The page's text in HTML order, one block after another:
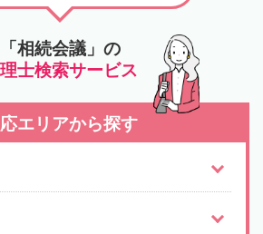
「相続会議」の
士検索サービス
エリアから探す